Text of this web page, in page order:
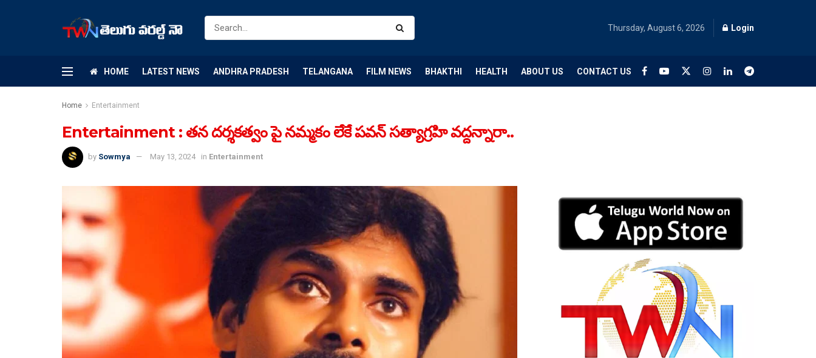
Thursday, August 6, 2026 Login
HOME LATEST NEWS ANDHRA PRADESH TELANGANA FILM NEWS BHAKTHI HEALTH ABOUT US CONTACT US
Home Entertainment
Entertainment : తన దర్శకత్వం పై నమ్మకం లేకే పవన్ సత్యాగ్రహి వద్దన్నారా..
by Sowmya May 13, 2024 in Entertainment